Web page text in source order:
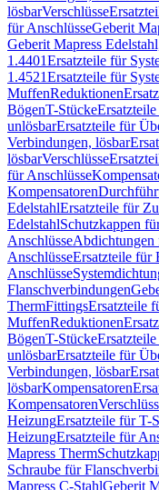
lösbarVerschlüsse
für AnschlüsseGeberit
Geberit Mapress
1.4401Ersatzteile für
1.4521Ersatzteile für
MuffenReduktionen
BögenT-Stücke
unlösbarErsatzteile für
Verbindungen, lösbar
lösbarVerschlüsse
für Anschlüsse
Kompensatoren
EdelstahlErsatzteile für
EdelstahlSchutzkappen
AnschlüsseAbdichtungen
AnschlüsseErsatzteile für
Anschlüsse
Flanschverbindungen
ThermFittingsErsatzteile
MuffenReduktionen
BögenT-Stücke
unlösbarErsatzteile für
Verbindungen, lösbar
lösbarKompensatoren
Kompensatoren
HeizungErsatzteile für T-
HeizungErsatzteile für
Mapress Therm
Schraube für
Mapress C-StahlGeberit